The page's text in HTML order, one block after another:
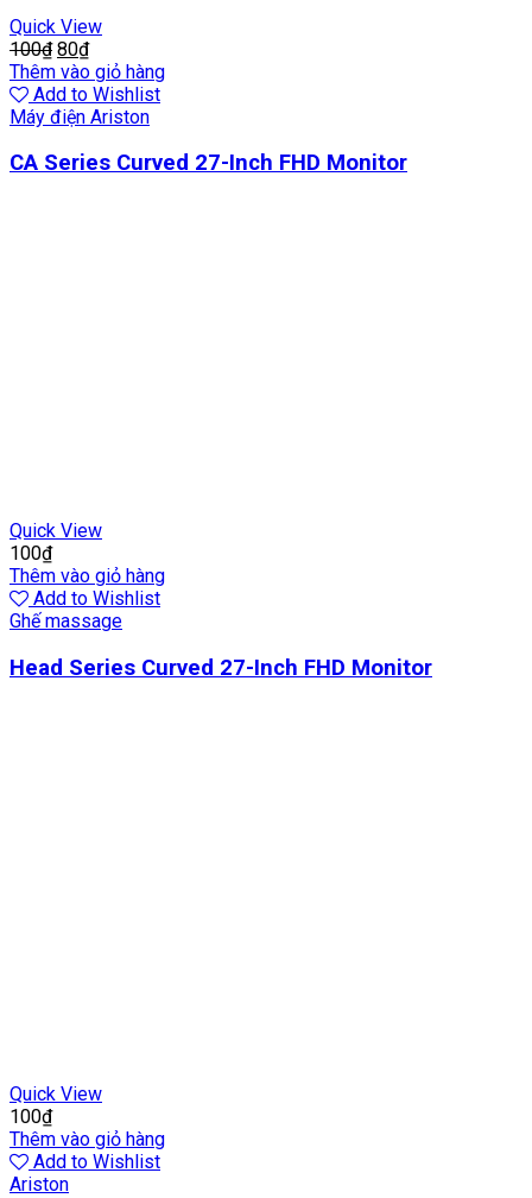
Quick View
100₫ 80₫
Thêm vào giỏ hàng
Add to Wishlist
Máy điện Ariston
CA Series Curved 27-Inch FHD Monitor
Quick View
100₫
Thêm vào giỏ hàng
Add to Wishlist
Ghế massage
Head Series Curved 27-Inch FHD Monitor
Quick View
100₫
Thêm vào giỏ hàng
Add to Wishlist
Ariston